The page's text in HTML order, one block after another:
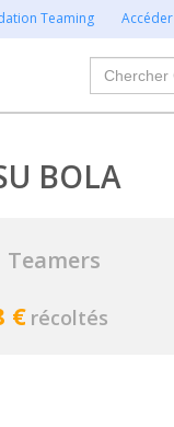
Teaming Accéder
Chercher
BOLA
Teamers
€ récoltés